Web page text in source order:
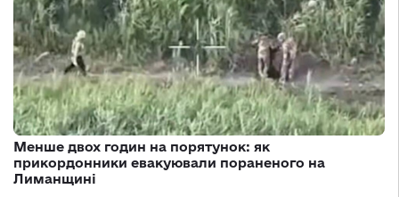
Менше двох годин на порятунок: як
прикордонники евакуювали пораненого на
Лиманщині